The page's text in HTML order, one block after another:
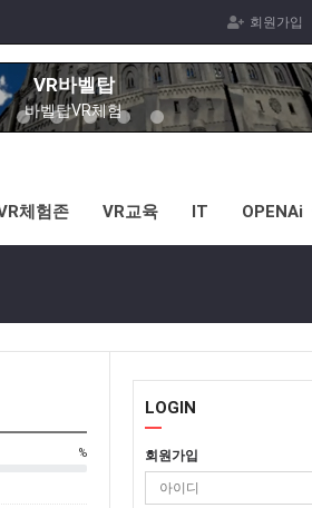
회원가입
의방주&성막 VR체험
는 교회에서도 VR체험을
VR스키/서핑체험
VR로잉머신체험
뮬레이터로 VR노젓기 체험을(스코어계산)
체험가능(안전한 VR스포츠 승마체험가능)
체험존 VR교육 IT OPENAi
%
LOGIN
회원가입